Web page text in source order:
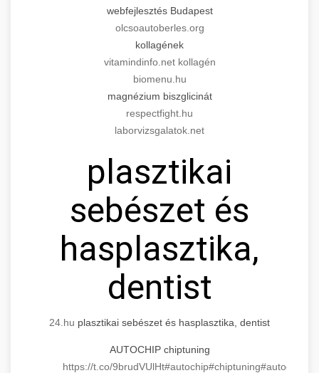
webfejlesztés Budapest
olcsoautoberles.org
kollagének
vitamindinfo.net kollagén
biomenu.hu
magnézium biszglicinát
respectfight.hu
laborvizsgalatok.net
plasztikai
sebészet és
hasplasztika,
dentist
24.hu plasztikai sebészet és hasplasztika, dentist
AUTOCHIP chiptuning
https://t.co/9brudVUlHt#autochip#chiptuning#autochip